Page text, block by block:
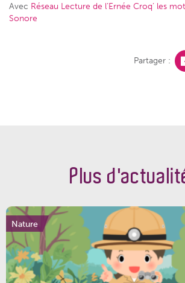
Avec Réseau Lecture de l’Ernée Croq’ les
Sonore
Partager :
Plus
Nature